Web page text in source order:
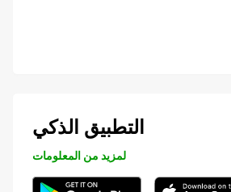
التطبيق الذكي
لمزيد من المعلومات